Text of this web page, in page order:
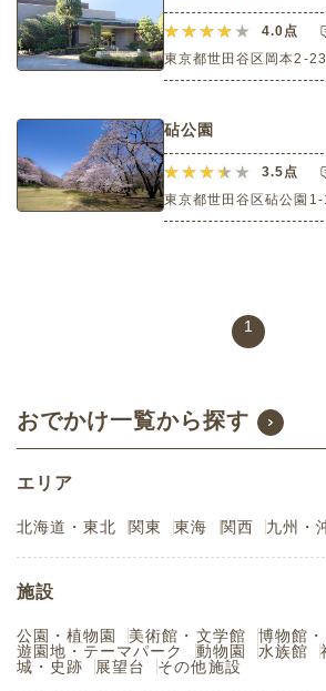
4.0点
東京都世田谷区岡本2-
砧公園
3.5点
東京都世田谷区砧公園
1
おでかけ一覧から探す
エリア
北海道・東北 関東 東海 関西 九州・
施設
公園・植物園 美術館・文学館
博物館
遊園地・テーマパーク
動物園 水族館
城・史跡
展望台 その他施設